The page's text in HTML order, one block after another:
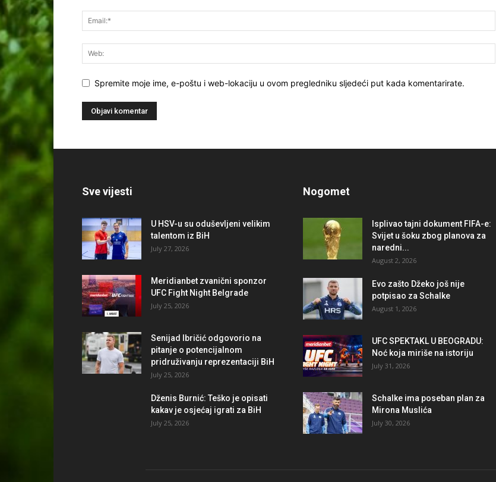
Spremite moje ime, e-poštu i web-lokaciju u ovom pregledniku sljedeći put kada komentarirate.
Sve vijesti
U HSV-u su oduševljeni velikim
talentom iz BiH
July 27, 2026
Meridianbet zvanični sponzor
UFC Fight Night Belgrade
July 25, 2026
Senijad Ibričić odgovorio na
pitanje o potencijalnom
pridruživanju reprezentaciji BiH
July 25, 2026
Dženis Burnić: Teško je opisati
kakav je osjećaj igrati za BiH
July 25, 2026
Nogomet
Isplivao tajni dokument FIFA-e:
Svijet u šoku zbog planova za
naredni...
August 2, 2026
Evo zašto Džeko još nije
potpisao za Schalke
August 1, 2026
UFC SPEKTAKL U BEOGRADU:
Noć koja miriše na istoriju
July 31, 2026
Schalke ima poseban plan za
Mirona Muslića
July 30, 2026